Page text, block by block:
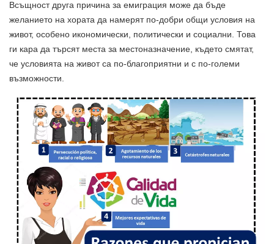
Всъщност друга причина за емиграция може да бъде
желанието на хората да намерят по-добри общи условия на
живот, особено икономически, политически и социални. Това
ги кара да търсят места за местоназначение, където смятат,
че условията на живот са по-благоприятни и с по-големи
възможности.